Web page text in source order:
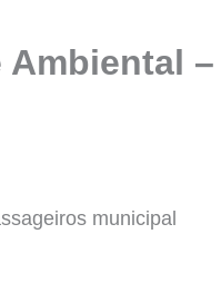
Ambiental –
municipal